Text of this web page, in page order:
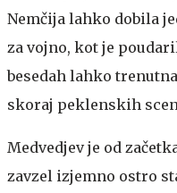
Nemčija lahko dobila
za vojno, kot je
besedah ​​lahko
skoraj peklenskih
Medvedjev je od
zavzel izjemno ostro